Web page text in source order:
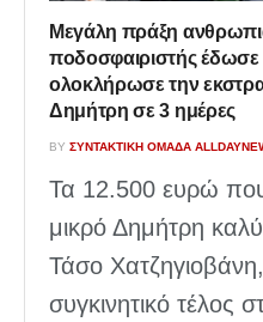
Μεγάλη πράξη
ποδοσφαιριστής έδωσε
ολοκλήρωσε την
Δημήτρη σε 3 ημέρες
BY ΣΥΝΤΑΚΤΙΚΉ ΟΜΆΔΑ
Τα 12.500 ευρώ
μικρό Δημήτρη
Τάσο
συγκινητικό τέλος